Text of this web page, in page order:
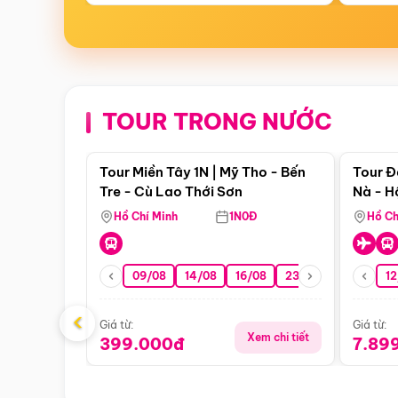
TOUR TRONG NƯỚC
Điểm nổi bật
Tour Miền Tây 1N | Mỹ Tho - Bến
Tre - Cù Lao Thới Sơn
Hồ Chí Minh 1N0Đ
09/08 14/08 16/08 23/08 30/08
Giá từ:
399.000đ Xem chi tiết
Tour
Nà -
Nha
Hồ
Giá từ:
‹